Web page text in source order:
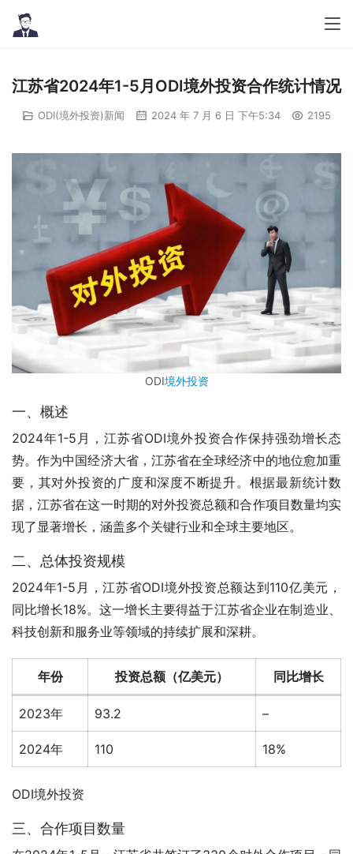
江苏省2024年1-5月ODI境外投资合作统计情况
ODI(境外投资)新闻 2024 年 7 月 6 日 下午5:34 2195
ODI境外投资
一、概述
2024年1-5月，江苏省ODI境外投资合作保持强劲增长态
势。作为中国经济大省，江苏省在全球经济中的地位愈加重
要，其对外投资的广度和深度不断提升。根据最新统计数
据，江苏省在这一时期的对外投资总额和合作项目数量均实
现了显著增长，涵盖多个关键行业和全球主要地区。
二、总体投资规模
2024年1-5月，江苏省ODI境外投资总额达到110亿美元，
同比增长18%。这一增长主要得益于江苏省企业在制造业、
科技创新和服务业等领域的持续扩展和深耕。
年份 投资总额（亿美元） 同比增长
2023年 93.2 –
2024年 110 18%
ODI境外投资
三、合作项目数量